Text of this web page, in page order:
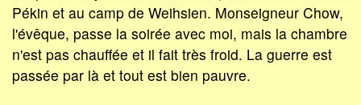
Pékin et au camp de Weihsien. Monseigneur Chow,
l'évêque, passe la soirée avec moi, mais la chambre
n'est pas chauffée et il fait très froid. La guerre est
passée par là et tout est bien pauvre.